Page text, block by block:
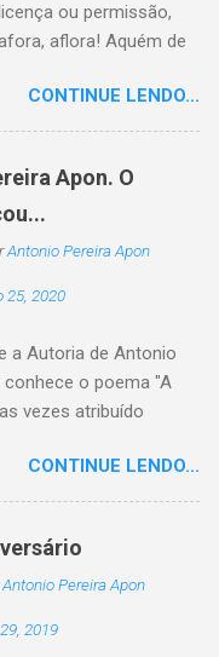
ou permissão,
aflora! Aquém de
Antonio Pereira
na vida , a
verso,
Sobre uma
quinzena. Acima, a
edição dessa
a sós o caminhante,
sob o céu, sobre o
a caminhar. Vem de
não demora,
CONTINUE LENDO...
Apon. O
Antonio Pereira Apon
25, 2020
a Autoria de Antonio
conhece o poema "A
vezes atribuído
de Antonio Pereira
vez em 1999 no
da perspectiva
encontrar este texto
ajude-nos a
CONTINUE LENDO...
Antonio Pereira Apon
2019